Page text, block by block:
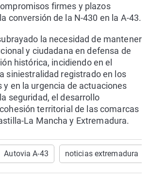
firmes y plazos
conversión de la N-430 en la A-43.
la necesidad de mantener
y ciudadana en defensa de
histórica, incidiendo en el
siniestralidad registrado en los
en la urgencia de actuaciones
seguridad, el desarrollo
territorial de las comarcas
La Mancha y Extremadura.
Autovia A-43 noticias extremadura